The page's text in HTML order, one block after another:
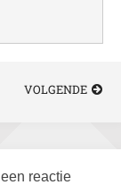
VOLGENDE
reactie